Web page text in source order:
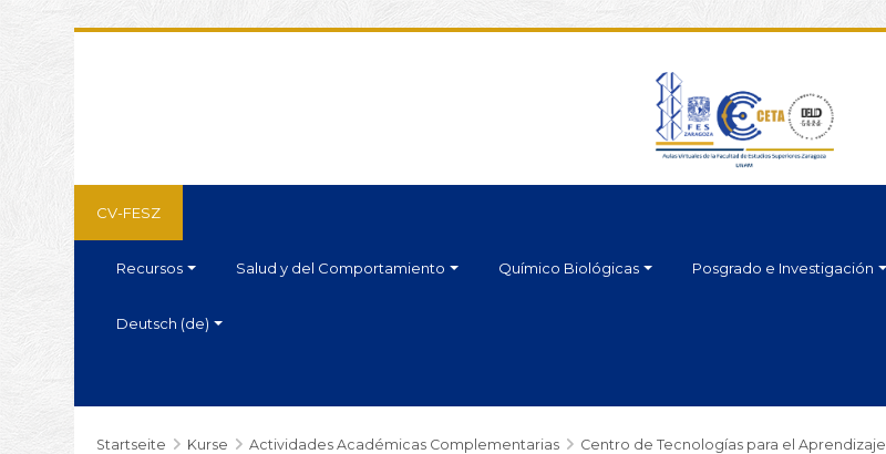
CV-FESZ
Recursos Salud y del Comportamiento Químico Biológicas Posgrado e Investigación
Deutsch ‎(de)‎
Startseite Kurse Actividades Académicas Complementarias Centro de Tecnologías para el Aprendizaje